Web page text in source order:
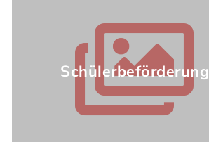
Schülerbeförderung